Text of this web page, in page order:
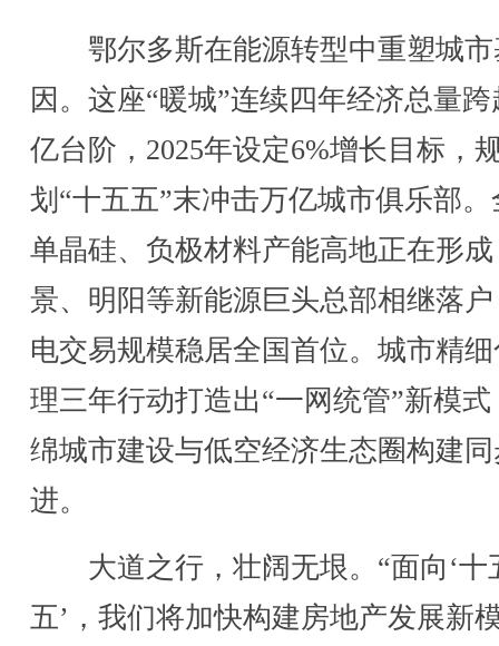
鄂尔多斯在能源转型中重塑城市
因。这座“暖城”连续四年经济总量
亿台阶，2025年设定6%增长目标，
划“十五五”末冲击万亿城市俱乐部。
单晶硅、负极材料产能高地正在形
景、明阳等新能源巨头总部相继落
电交易规模稳居全国首位。城市精
理三年行动打造出“一网统管”新模式
绵城市建设与低空经济生态圈构建
进。
大道之行，壮阔无垠。“面向‘十
五’，我们将加快构建房地产发展新